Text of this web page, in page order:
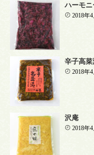
ハーモニ
2018年
辛子高菜
2018年
沢庵
2018年